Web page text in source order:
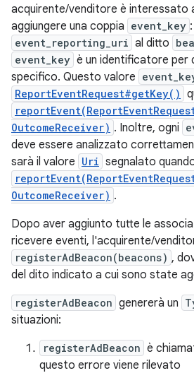
acquirente/venditore è interessato
aggiungere una coppia event_key :
event_reporting_uri al ditto
event_key è un identificatore per
specifico. Questo valore
ReportEventRequest#getKey()
OutcomeReceiver) . Inoltre, ogni
deve essere analizzato
sarà il valore Uri segnalato
OutcomeReceiver) .
Dopo aver aggiunto tutte le
ricevere eventi, l'acquirente/
registerAdBeacon(beacons) ,
del dito indicato a cui sono state
registerAdBeacon genererà un
situazioni:
registerAdBeacon è
questo errore viene rilevato